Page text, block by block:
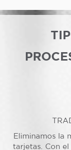
Eliminamos la
tarjetas. Con